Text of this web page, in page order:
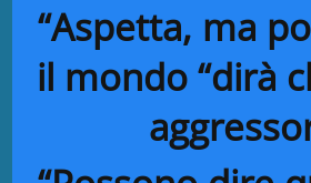
“Aspetta, ma
il mondo “dirà